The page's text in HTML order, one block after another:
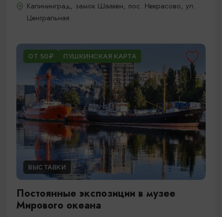
Калининград, замок Шаакен, пос. Некрасово, ул.
Центральная
ОТ 50₽ ПУШКИНСКАЯ КАРТА
ВЫСТАВКИ
Постоянные экспозиции в музее
Мирового океана